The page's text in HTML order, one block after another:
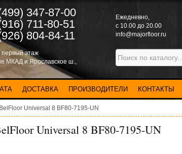
347-87-00
711-80-51
804-84-11
Eжедневно,
с 10.00 до 20.00
info@majorfloor.ru
этаж
МКАД и Ярославское ш.,
ДОСТАВКА ПРОИЗВОДИТЕЛИ КОНТАКТЫ
Universal 8 BF80-7195-UN
Universal 8 BF80-7195-UN